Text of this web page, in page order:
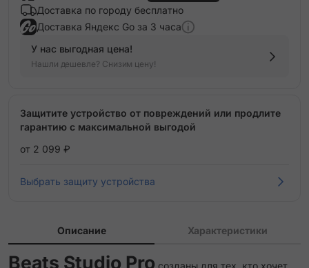
Доставка по городу бесплатно
Доставка Яндекс Go за 3 часа
У нас выгодная цена!
Нашли дешевле? Снизим цену!
Защитите устройство от повреждений или продлите
гарантию с максимальной выгодой
от 2 099 ₽
Выбрать защиту устройства
Описание Характеристики
Beats Studio Pro созданы для тех, кто хочет